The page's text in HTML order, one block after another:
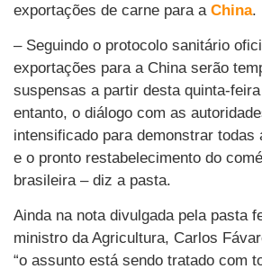
exportações de carne para a China.
– Seguindo o protocolo sanitário
exportações para a China serão
suspensas a partir desta quinta-
entanto, o diálogo com as
intensificado para demonstrar todas
e o pronto restabelecimento do
brasileira – diz a pasta.
Ainda na nota divulgada pela pasta
ministro da Agricultura, Carlos
“o assunto está sendo tratado com